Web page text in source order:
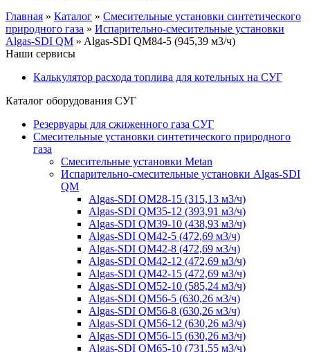
Главная » Каталог » Смесительные установки синтетического
природного газа » Испарительно-смесительные установки
Algas-SDI QM » Algas-SDI QM84-5 (945,39 м3/ч)
Наши сервисы
Калькулятор расхода топлива для котельных на СУГ
Каталог оборудования СУГ
Резервуары для сжиженного газа СУГ
Смесительные установки синтетического природного
газа
Смесительные установки Metan
Испарительно-смесительные установки Algas-SDI
QM
Algas-SDI QM28-15 (315,13 м3/ч)
Algas-SDI QM35-12 (393,91 м3/ч)
Algas-SDI QM39-10 (438,93 м3/ч)
Algas-SDI QM42-5 (472,69 м3/ч)
Algas-SDI QM42-8 (472,69 м3/ч)
Algas-SDI QM42-12 (472,69 м3/ч)
Algas-SDI QM42-15 (472,69 м3/ч)
Algas-SDI QM52-10 (585,24 м3/ч)
Algas-SDI QM56-5 (630,26 м3/ч)
Algas-SDI QM56-8 (630,26 м3/ч)
Algas-SDI QM56-12 (630,26 м3/ч)
Algas-SDI QM56-15 (630,26 м3/ч)
Algas-SDI QM65-10 (731,55 м3/ч)